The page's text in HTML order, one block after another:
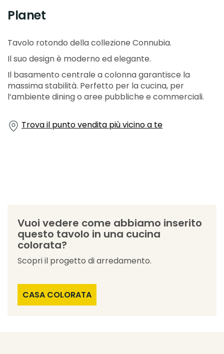
Planet
Tavolo rotondo della collezione Connubia.
Il suo design è moderno ed elegante.
Il basamento centrale a colonna garantisce la
massima stabilità. Perfetto per la cucina, per
l’ambiente dining o aree pubbliche e commerciali.
Trova il punto vendita più vicino a te
Vuoi vedere come abbiamo inserito
questo tavolo in una cucina
colorata?
Scopri il progetto di arredamento.
CASA COLORATA